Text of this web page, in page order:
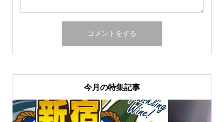
今月の特集記事